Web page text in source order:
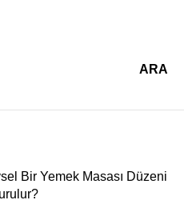
ARA
Bir Yemek Masası Düzeni